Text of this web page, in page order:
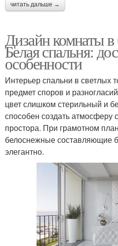
читать дальше →
Дизайн комнаты
Белая спальня:
особенности
Интерьер спальни в светлых
предмет споров и
цвет слишком стерильный и
способен создать атмосферу
простора. При грамотном
белоснежные составляющие
элегантно.